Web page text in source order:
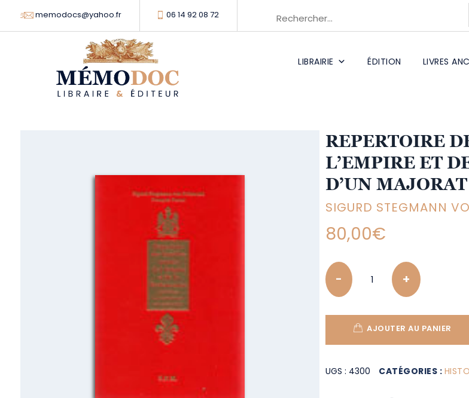
memodocs@yahoo.fr 06 14 92 08 72
LIBRAIRIE ÉDITION LIVRES
REPERTOIRE
L’EMPIRE ET
D’UN
SIGURD STEGMANN
80,00€
Quantity
AJOUTER AU PANIER
UGS : 4300 CATÉGORIES :